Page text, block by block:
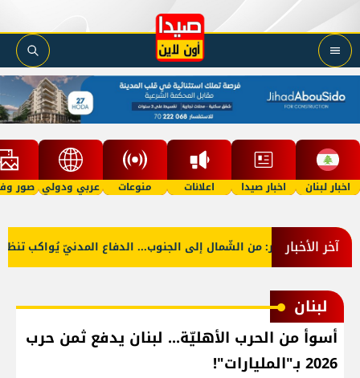
اخبار لبنان اخبار صيدا اعلانات منوعات عربي ودولي صور
آخر الأخبار
بالصّور: من الشّمال إلى الجنوب... الدفاع المدنيّ يُواكب تنظيف
لبنان
أسوأ من الحرب الأهليّة... لبنان يدفع ثمن حرب
2026 بـ"المليارات"!